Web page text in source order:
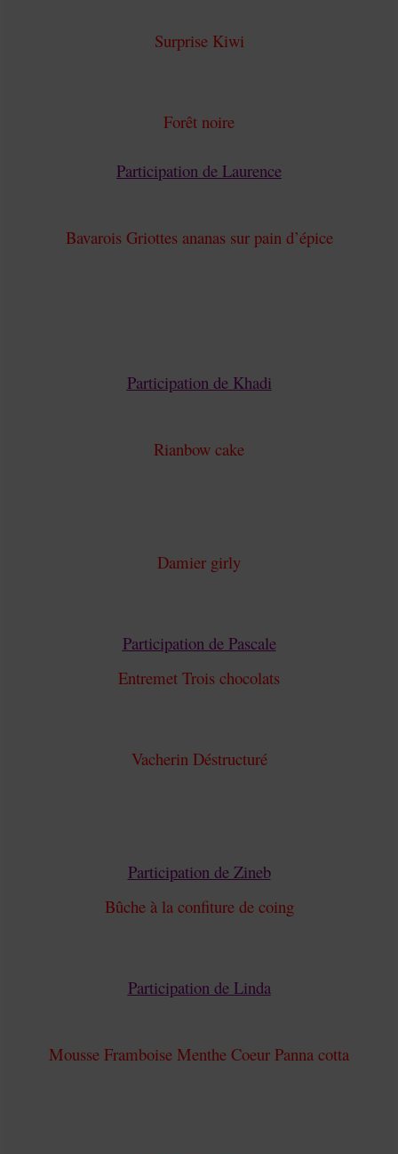
Surprise Kiwi
Forêt noire
Participation de Laurence
Bavarois Griottes ananas sur pain d’épice
Participation de Khadi
Rianbow cake
Damier girly
Participation de Pascale
Entremet Trois chocolats
Vacherin Déstructuré
Participation de Zineb
Bûche à la confiture de coing
Participation de Linda
Mousse Framboise Menthe Coeur Panna cotta